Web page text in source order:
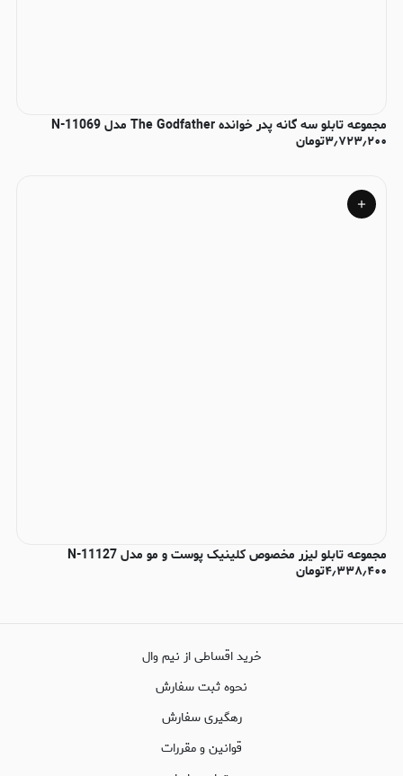
مجموعه تابلو سه گانه پدر خوانده The Godfather مدل N-11069
۳٫۷۲۳٫۲۰۰تومان
مجموعه تابلو لیزر مخصوص کلینیک پوست و مو مدل N-11127
۴٫۳۳۸٫۴۰۰تومان
خرید اقساطی از نیم وال
نحوه ثبت سفارش
رهگیری سفارش
قوانین و مقررات